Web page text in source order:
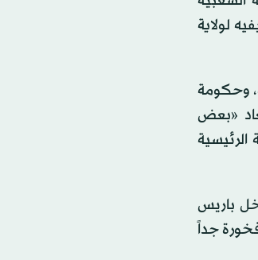
لولاية
وحكومة
«بعض
باريس
جداً